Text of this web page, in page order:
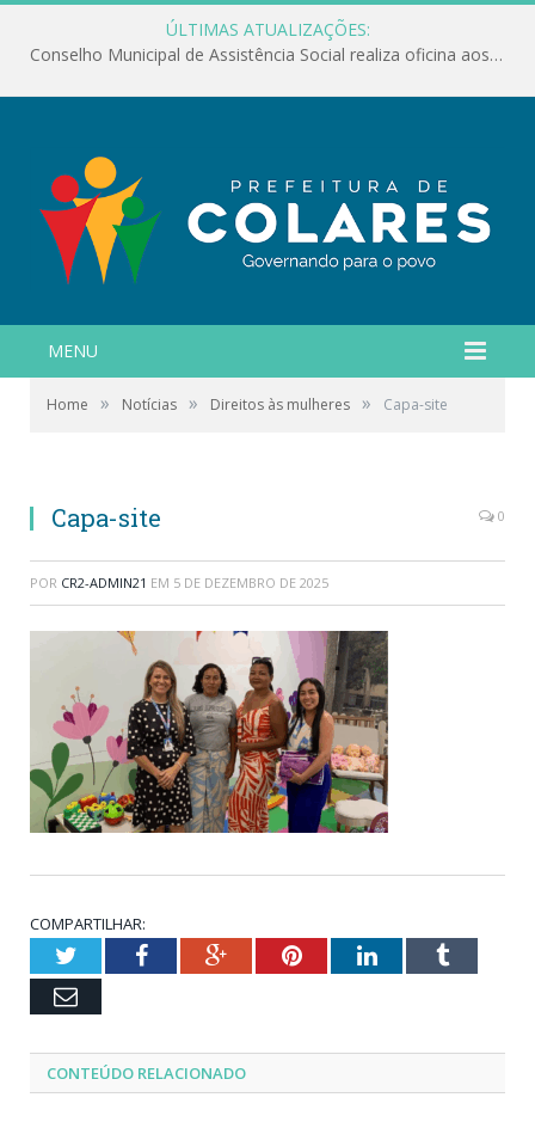
ÚLTIMAS ATUALIZAÇÕES:
Conselho Municipal de Assistência Social realiza oficina aos servidores
MENU
Home » Notícias » Direitos às mulheres » Capa-site
Capa-site 0
POR CR2-ADMIN21 EM 5 DE DEZEMBRO DE 2025
COMPARTILHAR:
TwitterFacebookGoogle+PinterestLinkedInTumblr
Email
CONTEÚDO RELACIONADO